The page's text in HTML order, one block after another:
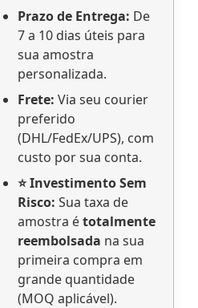
Prazo de Entrega: De
7 a 10 dias úteis para
sua amostra
personalizada.
Frete: Via seu courier
preferido
(DHL/FedEx/UPS), com
custo por sua conta.
⭐ Investimento Sem
Risco: Sua taxa de
amostra étotalmente
reembolsada na sua
primeira compra em
grande quantidade
(MOQ aplicável).